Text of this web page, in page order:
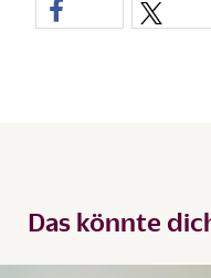
Das könnte